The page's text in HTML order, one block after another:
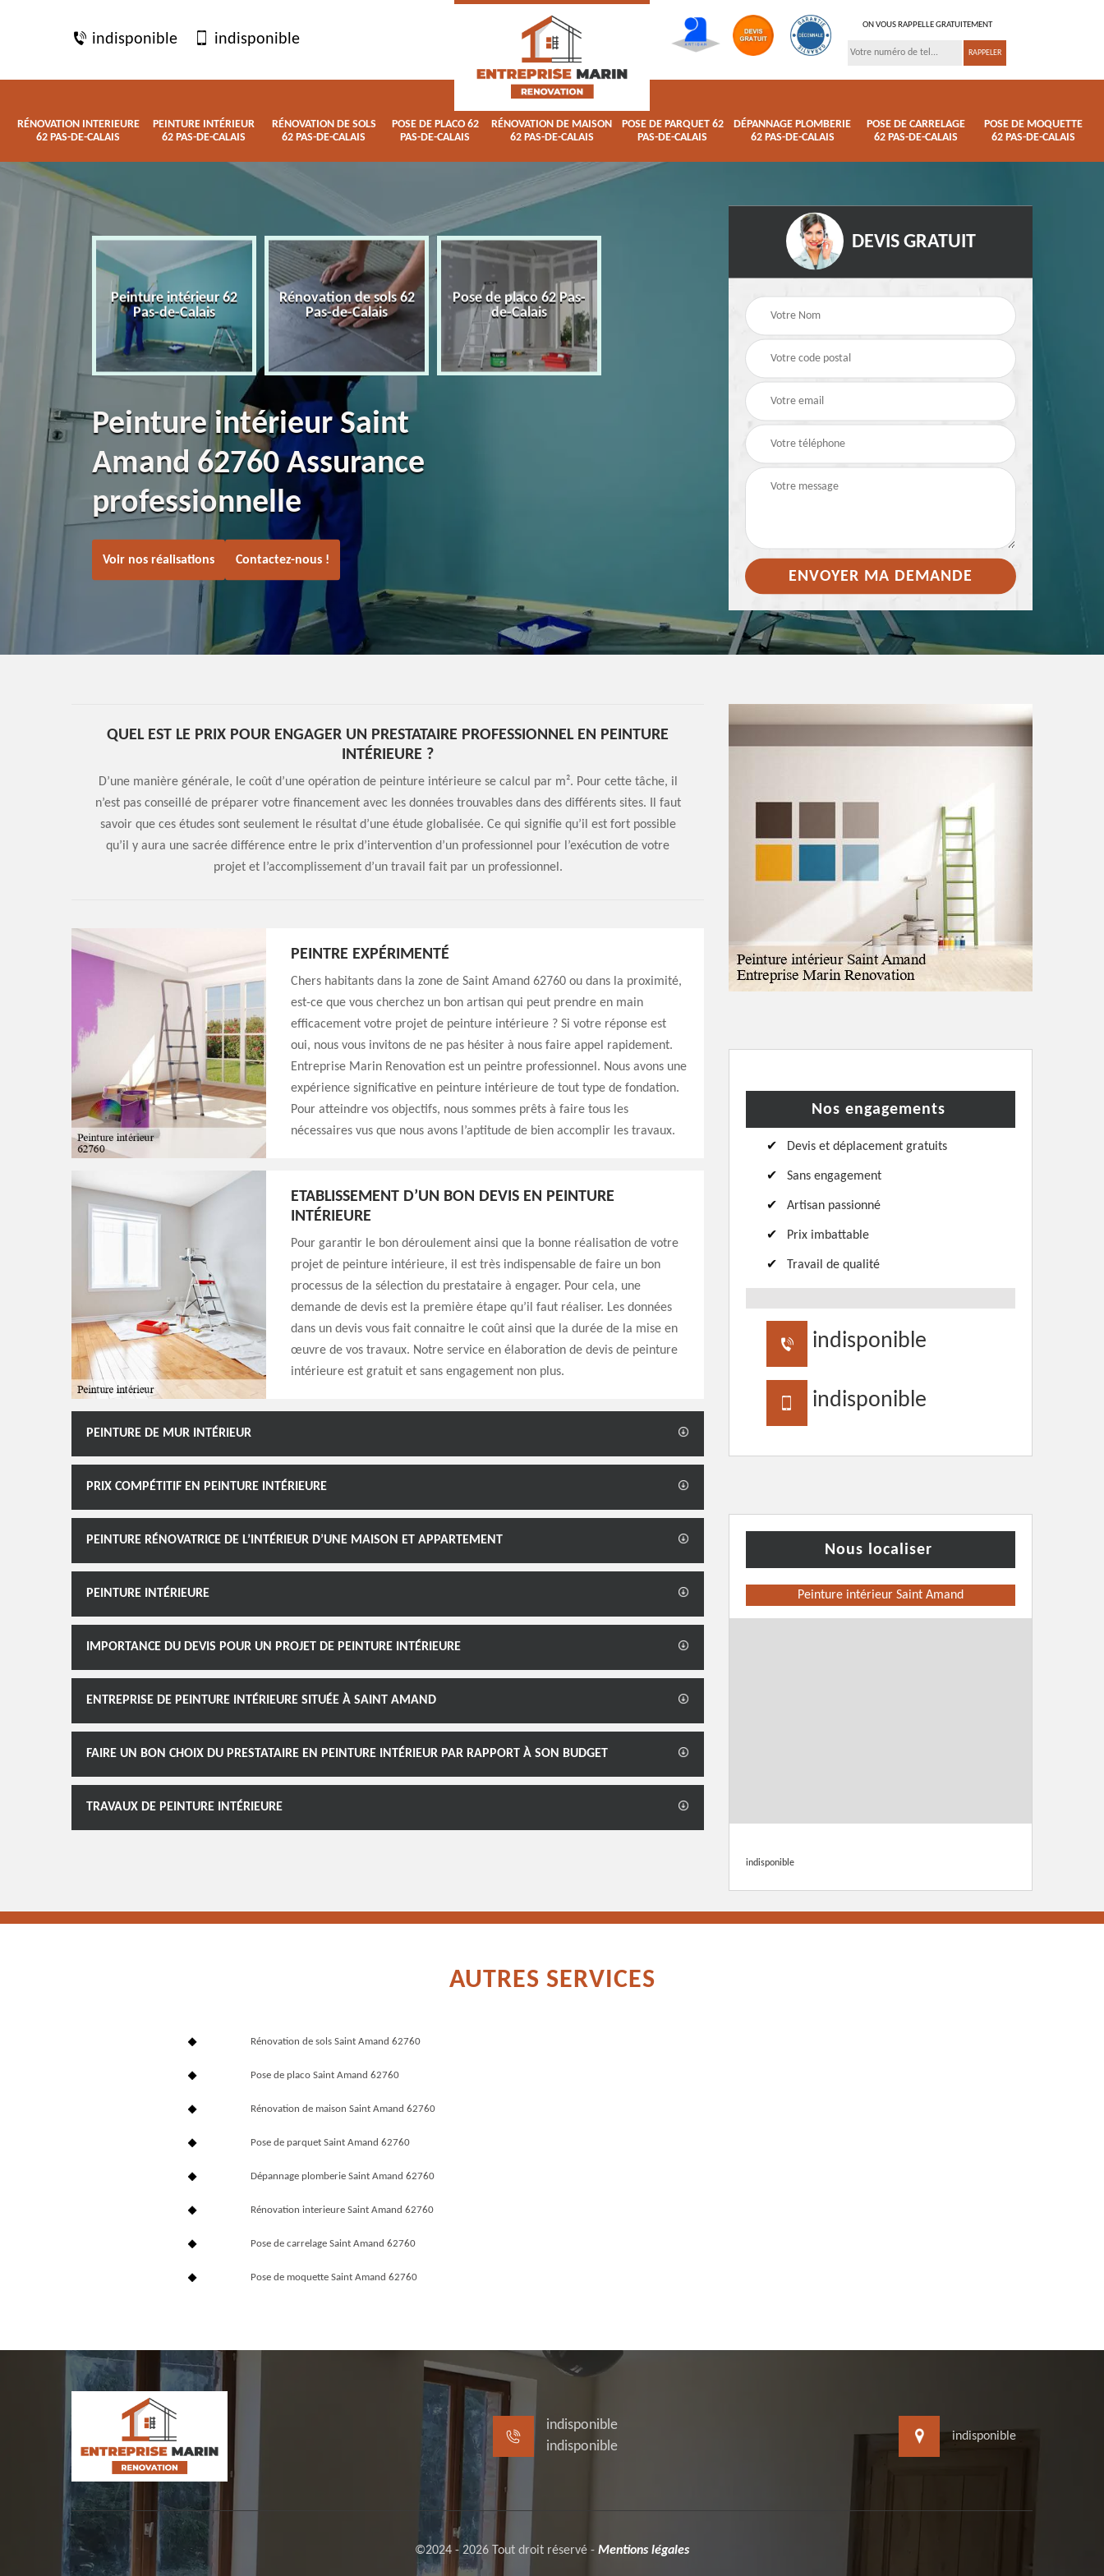
indisponible indisponible
ON VOUS RAPPELLE GRATUITEMENT
RÉNOVATION INTERIEURE
62 PAS-DE-CALAIS
PEINTURE INTÉRIEUR
62 PAS-DE-CALAIS
RÉNOVATION DE SOLS
62 PAS-DE-CALAIS
POSE DE PLACO 62
PAS-DE-CALAIS
RÉNOVATION DE MAISON
62 PAS-DE-CALAIS
POSE DE PARQUET 62
PAS-DE-CALAIS
DÉPANNAGE PLOMBERIE
62 PAS-DE-CALAIS
POSE DE CARRELAGE
62 PAS-DE-CALAIS
POSE DE MOQUETTE
62 PAS-DE-CALAIS
Peinture intérieur 62
Pas-de-Calais
Rénovation de sols 62
Pas-de-Calais
Pose de placo 62 Pas-
de-Calais
Rénovation de maison
Pose de parquet 62
Dépannage
62 Pas-de-Calais
Peinture intérieur Saint
Amand 62760 Assurance
professionnelle
Voir nos réalisations Contactez-nous !
DEVIS GRATUIT
QUEL EST LE PRIX POUR ENGAGER UN PRESTATAIRE PROFESSIONNEL EN PEINTURE
INTÉRIEURE ?
D’une manière générale, le coût d’une opération de peinture intérieure se calcul par m². Pour cette tâche, il
n’est pas conseillé de préparer votre financement avec les données trouvables dans des différents sites. Il faut
savoir que ces études sont seulement le résultat d’une étude globalisée. Ce qui signifie qu’il est fort possible
qu’il y aura une sacrée différence entre le prix d’intervention d’un professionnel pour l’exécution de votre
projet et l’accomplissement d’un travail fait par un professionnel.
PEINTRE EXPÉRIMENTÉ
Chers habitants dans la zone de Saint Amand 62760 ou dans la proximité,
est-ce que vous cherchez un bon artisan qui peut prendre en main
efficacement votre projet de peinture intérieure ? Si votre réponse est
oui, nous vous invitons de ne pas hésiter à nous faire appel rapidement.
Entreprise Marin Renovation est un peintre professionnel. Nous avons une
expérience significative en peinture intérieure de tout type de fondation.
Pour atteindre vos objectifs, nous sommes prêts à faire tous les
nécessaires vus que nous avons l’aptitude de bien accomplir les travaux.
ETABLISSEMENT D’UN BON DEVIS EN PEINTURE
INTÉRIEURE
Pour garantir le bon déroulement ainsi que la bonne réalisation de votre
projet de peinture intérieure, il est très indispensable de faire un bon
processus de la sélection du prestataire à engager. Pour cela, une
demande de devis est la première étape qu’il faut réaliser. Les données
dans un devis vous fait connaitre le coût ainsi que la durée de la mise en
œuvre de vos travaux. Notre service en élaboration de devis de peinture
intérieure est gratuit et sans engagement non plus.
PEINTURE DE MUR INTÉRIEUR
PRIX COMPÉTITIF EN PEINTURE INTÉRIEURE
PEINTURE RÉNOVATRICE DE L’INTÉRIEUR D’UNE MAISON ET APPARTEMENT
PEINTURE INTÉRIEURE
IMPORTANCE DU DEVIS POUR UN PROJET DE PEINTURE INTÉRIEURE
ENTREPRISE DE PEINTURE INTÉRIEURE SITUÉE À SAINT AMAND
FAIRE UN BON CHOIX DU PRESTATAIRE EN PEINTURE INTÉRIEUR PAR RAPPORT À SON BUDGET
TRAVAUX DE PEINTURE INTÉRIEURE
Nos engagements
Devis et déplacement gratuits
Sans engagement
Artisan passionné
Prix imbattable
Travail de qualité
indisponible
indisponible
Nous localiser
Peinture intérieur Saint Amand
indisponible
AUTRES SERVICES
Rénovation de sols Saint Amand 62760
Pose de placo Saint Amand 62760
Rénovation de maison Saint Amand 62760
Pose de parquet Saint Amand 62760
Dépannage plomberie Saint Amand 62760
Rénovation interieure Saint Amand 62760
Pose de carrelage Saint Amand 62760
Pose de moquette Saint Amand 62760
indisponible
indisponible
indisponible
©2024 - 2026 Tout droit réservé - Mentions légales